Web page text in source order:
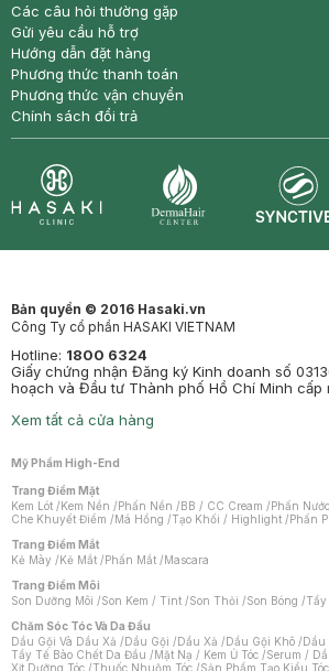
Các câu hỏi thường gặp
Gửi yêu cầu hỗ trợ
Hướng dẫn đặt hàng
Phương thức thanh toán
Phương thức vận chuyển
Chính sách đổi trả
Bản quyền © 2016 Hasaki.vn
Công Ty cổ phần HASAKI VIETNAM
Hotline: 1800 6324
Giấy chứng nhận Đăng ký Kinh doanh số
hoạch và Đầu tư Thành phố Hồ Chí Minh cấp
Xem tất cả cửa hàng
Mỹ Phẩm High-End
Trang Điểm Mặt
Kem Lót /Kem Nền /Phấn Nền /BB / CC Cream /Phấn
Che Khuyết Điểm /Má Hồng /Tạo Khối / Highlight /Phấn
Trang Điểm Mắt
Kẻ Mày /Kẻ Mắt /Phấn Mắt /Mascara
Trang Điểm Môi
Son Dưỡng Môi /Son Kem / Tint /Son Thỏi /Son Bóng /Tẩy
Chăm Sóc Tóc Và Da Đầu
Dầu Gội Và Dầu Xả /Dầu Gội /Dầu Xả /Dầu Gội Khô /Dầu
Tẩy Tế Bào Chết Da Đầu /Mặt Nạ / Kem Ủ Tóc /Serum /
Xịt Dưỡng Tóc /Thuốc Nhuộm Tóc /Sản Phẩm Tạo Kiểu Tóc